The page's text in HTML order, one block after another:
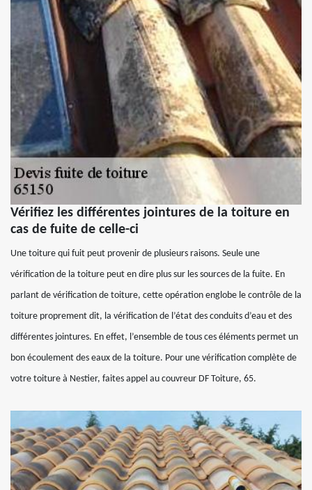
Vérifiez les différentes jointures de la toiture en
cas de fuite de celle-ci
Une toiture qui fuit peut provenir de plusieurs raisons. Seule une
vérification de la toiture peut en dire plus sur les sources de la fuite. En
parlant de vérification de toiture, cette opération englobe le contrôle de la
toiture proprement dit, la vérification de l’état des conduits d’eau et des
différentes jointures. En effet, l’ensemble de tous ces éléments permet un
bon écoulement des eaux de la toiture. Pour une vérification complète de
votre toiture à Nestier, faites appel au couvreur DF Toiture, 65.